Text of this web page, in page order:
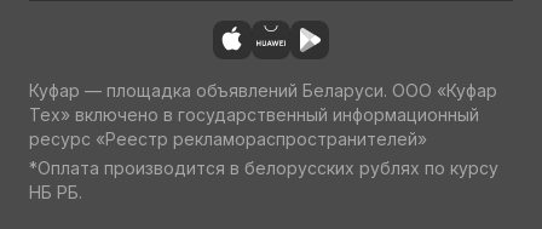
Куфар — площадка объявлений Беларуси. ООО «Куфар
Тех» включено в государственный информационный
ресурс «Реестр рекламораспространителей»
*Оплата производится в белорусских рублях по курсу
НБ РБ.